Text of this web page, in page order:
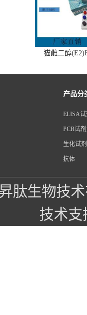
猫雌二醇
产品分
ELISA
PCR试
生化试
抗体
肽生物技
技术